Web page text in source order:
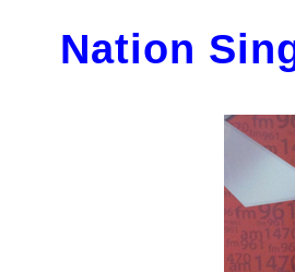
Nation